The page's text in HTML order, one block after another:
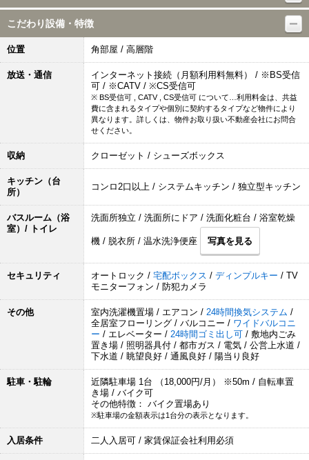
こだわり設備・特徴
位置 角部屋 / 高層階
放送・通信
インターネット接続（月額利用料無料） / ※BS受信
可 / ※CATV / ※CS受信可
※ BS受信可 , CATV , CS受信可 について…利用料金は、共益
費に含まれるタイプや個別に契約するタイプなど物件により
異なります。詳しくは、物件お取り扱い不動産会社にお問合
せください。
収納 クローゼット / シューズボックス
キッチン（台
所）
コンロ2口以上 / システムキッチン / 独立型キッチン
バスルーム（浴
室）/ トイレ
洗面所独立 / 洗面所にドア / 洗面化粧台 / 浴室乾燥
機 / 脱衣所 / 温水洗浄便座 写真を見る
セキュリティ オートロック / 宅配ボックス / ディンプルキー / TV
モニターフォン / 防犯カメラ
その他 室内洗濯機置場 / エアコン / 24時間換気システム /
全居室フローリング / バルコニー / ワイドバルコニ
ー / エレベーター / 24時間ゴミ出し可 / 敷地内ごみ
置き場 / 照明器具付 / 都市ガス / 電気 / 公営上水道 /
下水道 / 眺望良好 / 通風良好 / 陽当り良好
駐車・駐輪
近隣駐車場 1台 （18,000円/月） ※50m / 自転車置
き場 / バイク可
その他特徴： バイク置場あり
※駐車場の金額表示は1台分の表示となります。
入居条件 二人入居可 / 家賃保証会社利用必須